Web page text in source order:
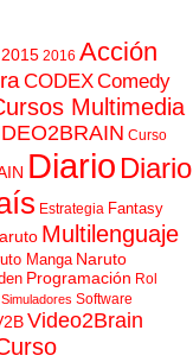
2015 2016 Acción
CODEXComedy
Multimedia
Curso
Diario Diario
Estrategia Fantasy
Multilenguaje
Manga Naruto
Programación Rol
Simuladores Software
Video2Brain